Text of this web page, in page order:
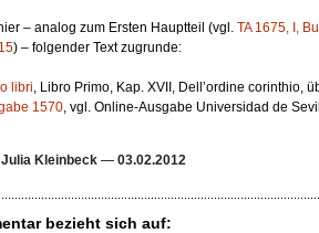
– analog zum Ersten Hauptteil (vgl. TA 1675, I,
) – folgender Text zugrunde:
libri, Libro Primo, Kap. XVII, Dell’ordine corinthio,
1570, vgl. Online-Ausgabe Universidad de
Julia Kleinbeck — 03.02.2012
bezieht sich auf: